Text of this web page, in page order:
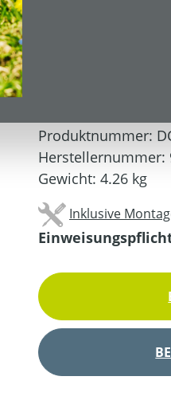
Produktnummer:
Herstellernummer:
Gewicht: 4.26 kg
Inklusive